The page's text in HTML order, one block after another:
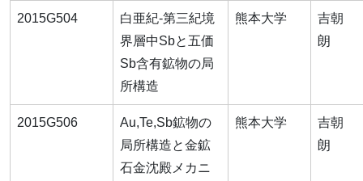
2015G504
白亜紀-第三紀境
界層中Sbと五価
Sb含有鉱物の局
所構造
熊本大学
吉朝
朗
2015G506
Au,Te,Sb鉱物の
局所構造と金鉱
石金沈殿メカニ
熊本大学
吉朝
朗